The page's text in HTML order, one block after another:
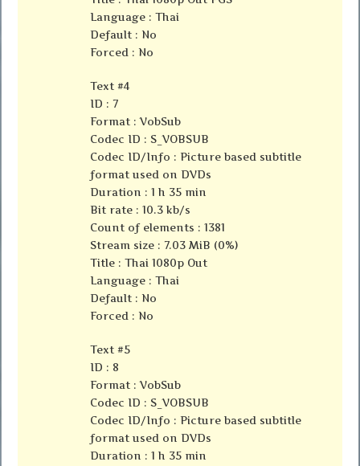
Language : Thai
Default : No
Forced : No
Text #4
ID : 7
Format : VobSub
Codec ID : S_VOBSUB
Codec ID/Info : Picture based subtitle
format used on DVDs
Duration : 1 h 35 min
Bit rate : 10.3 kb/s
Count of elements : 1381
Stream size : 7.03 MiB (0%)
Title : Thai 1080p Out
Language : Thai
Default : No
Forced : No
Text #5
ID : 8
Format : VobSub
Codec ID : S_VOBSUB
Codec ID/Info : Picture based subtitle
format used on DVDs
Duration : 1 h 35 min